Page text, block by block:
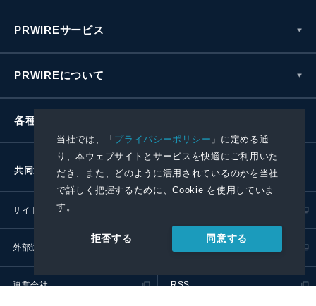
当社では、「プライバシーポリシー 」に定める通
り、本ウェブサイトとサービスを快適にご利用いた
だき、また、どのように活用されているのかを当社
で詳しく把握するために、Cookie を使用していま
す。
拒否する 同意する
PRWIREサービス
PRWIREについて
各種お問い合わせ
共同通信社グループ
サイトポリシー
外部送信ポリシー プレスリリース取扱基準
運営会社 RSS